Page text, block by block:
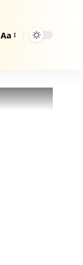
Größenänderung
Aa